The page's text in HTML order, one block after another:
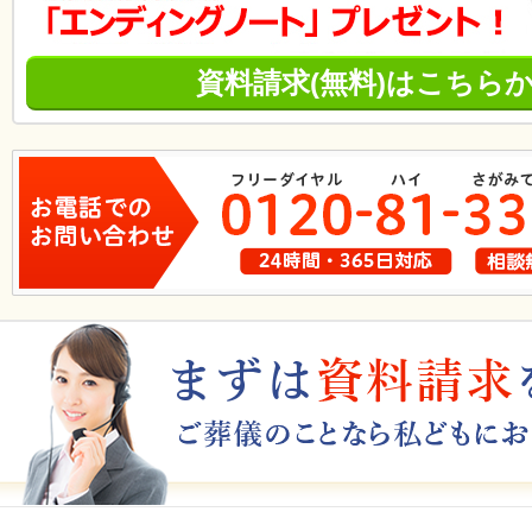
資料請求(無料)はこちら